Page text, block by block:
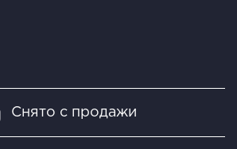
Снято с продажи